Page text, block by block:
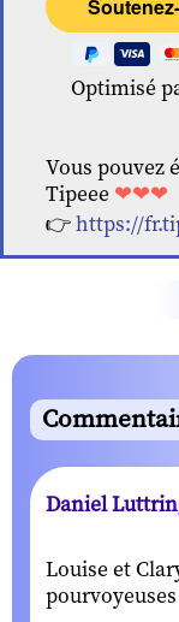
Optimisé
Vous pouvez
Tipeee ❤❤❤
👉https://
Daniel
Louise et